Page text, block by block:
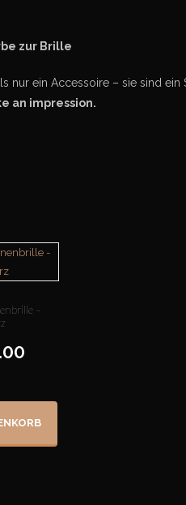
zur Brille
nur ein Accessoire – sie sind ein
an impression.
–